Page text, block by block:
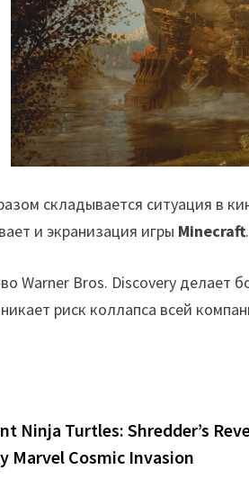
складывается ситуация в
и экранизация игры Minecraft.
Warner Bros. Discovery делает
риск коллапса всей
Ninja Turtles: Shredder’s
Marvel Cosmic Invasion